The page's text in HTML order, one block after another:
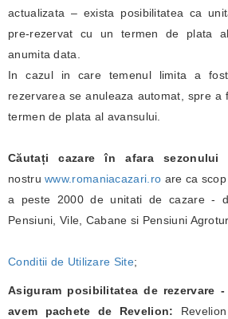
actualizata – exista posibilitatea ca
pre-rezervat cu un termen de plata
anumita data.
In cazul in care temenul limita a
rezervarea se anuleaza automat, spre
termen de plata al avansului.
Căutați cazare în afara
nostruwww.romaniacazari.ro are ca
a peste 2000 de unitati de cazare -
Pensiuni, Vile, Cabane si Pensiuni
Conditii de Utilizare Site;
Asiguram posibilitatea de rezervare
avem pachete de Revelion: